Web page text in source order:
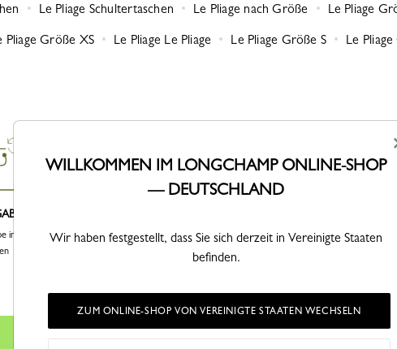
Le Pliage Schultertaschen Le Pliage nach Größe Le Pliage
Pliage Größe XS
Le Pliage Le Pliage Le Pliage Größe S Le
innerhalb von 30
Kostenlose Abholung in der Boutique
3 Stunden oder 3-4 Arbeitstage
WILLKOMMEN IM LONGCHAMP ONLINE-SHOP
— DEUTSCHLAND
Wir haben festgestellt, dass Sie sich derzeit in Vereinigte Staaten
befinden.
ZUM ONLINE-SHOP VON VEREINIGTE STAATEN WECHSELN